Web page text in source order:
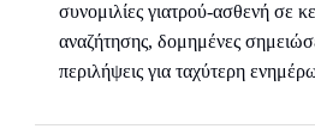
συνομιλίες γιατρού-ασθενή σε
αναζήτησης, δομημένες
περιλήψεις για ταχύτερη